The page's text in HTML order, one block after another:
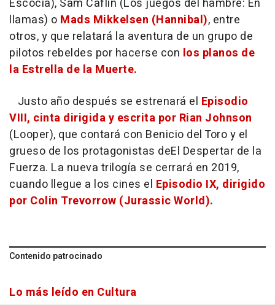
Escocia), Sam Caflin (Los juegos del hambre: En
llamas) o Mads Mikkelsen (Hannibal), entre
otros, y que relatará la aventura de un grupo de
pilotos rebeldes por hacerse con los planos de
la Estrella de la Muerte.
Justo año después se estrenará el Episodio
VIII, cinta dirigida y escrita por Rian Johnson
(Looper), que contará con Benicio del Toro y el
grueso de los protagonistas deEl Despertar de la
Fuerza. La nueva trilogía se cerrará en 2019,
cuando llegue a los cines el Episodio IX, dirigido
por Colin Trevorrow (Jurassic World).
Contenido patrocinado
Lo más leído en Cultura